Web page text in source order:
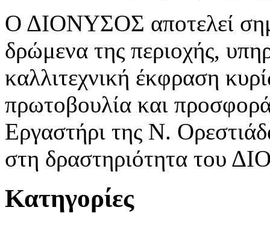
Ο ΔΙΟΝΥΣΟΣ αποτελεί
δρώμενα της περιοχής,
καλλιτεχνική έκφραση
πρωτοβουλία και
Εργαστήρι της Ν.
στη δραστηριότητα του
Κατηγορίες